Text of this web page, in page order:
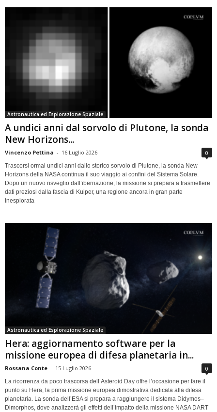
Astronautica ed Esplorazione Spaziale
A undici anni dal sorvolo di Plutone, la sonda
New Horizons...
Vincenzo Pettina - 16 Luglio 2026 0
Trascorsi ormai undici anni dallo storico sorvolo di Plutone, la sonda New
Horizons della NASA continua il suo viaggio ai confini del Sistema Solare.
Dopo un nuovo risveglio dall’ibernazione, la missione si prepara a trasmettere
dati preziosi dalla fascia di Kuiper, una regione ancora in gran parte
inesplorata
Astronautica ed Esplorazione Spaziale
Hera: aggiornamento software per la
missione europea di difesa planetaria in...
Rossana Conte - 15 Luglio 2026 0
La ricorrenza da poco trascorsa dell’Asteroid Day offre l’occasione per fare il
punto su Hera, la prima missione europea dimostrativa dedicata alla difesa
planetaria. La sonda dell’ESA si prepara a raggiungere il sistema Didymos–
Dimorphos, dove analizzerà gli effetti dell’impatto della missione NASA DART